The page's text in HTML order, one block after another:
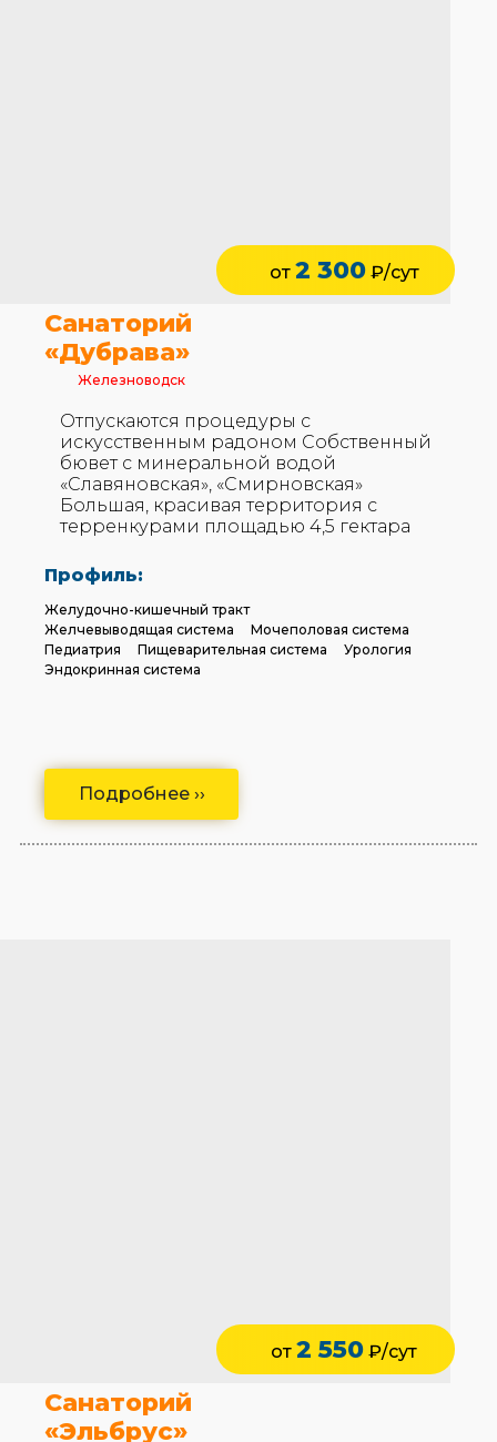
Подробнее ››
Санаторий
«Дубрава»
Железноводск
Отпускаются процедуры с
искусственным радоном Собственный
бювет с минеральной водой
«Славяновская», «Смирновская»
Большая, красивая территория с
терренкурами площадью 4,5 гектара
Профиль:
Желудочно-кишечный тракт
Желчевыводящая система
Мочеполовая система
Педиатрия
Пищеварительная система
Урология
Эндокринная система
от 2 300₽/сут
Санаторий
«Эльбрус»
от2 550 ₽/сут